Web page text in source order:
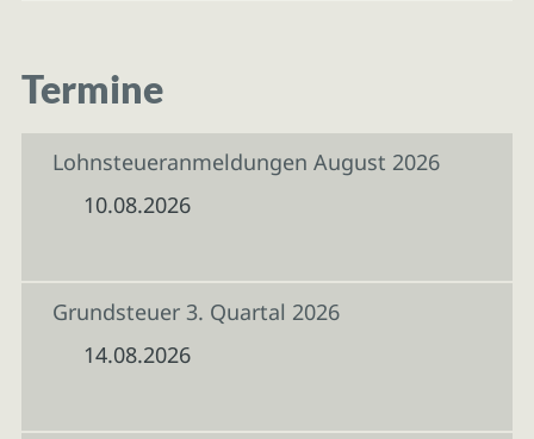
Termine
Lohnsteueranmeldungen August 2026
10.08.2026
Grundsteuer 3. Quartal 2026
14.08.2026